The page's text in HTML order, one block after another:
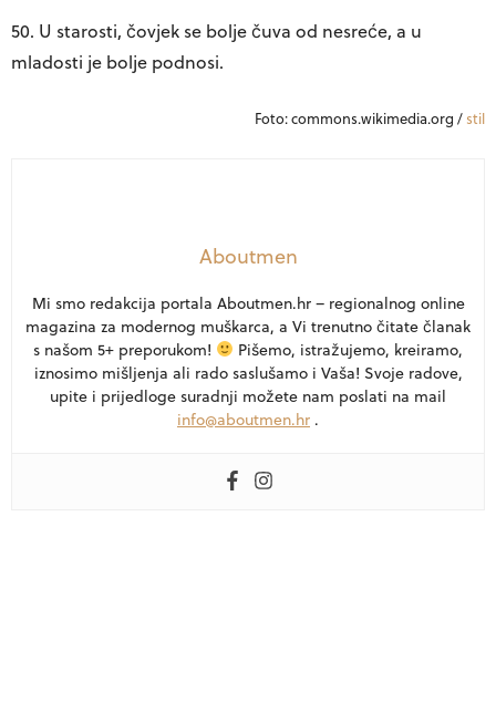
50. U starosti, čovjek se bolje čuva od nesreće, a u
mladosti je bolje podnosi.
Foto: commons.wikimedia.org / stil
Aboutmen
Mi smo redakcija portala Aboutmen.hr – regionalnog online
magazina za modernog muškarca, a Vi trenutno čitate članak
s našom 5+ preporukom!
Pišemo, istražujemo, kreiramo,
iznosimo mišljenja ali rado saslušamo i Vaša! Svoje radove,
upite i prijedloge suradnji možete nam poslati na mail
info@aboutmen.hr .